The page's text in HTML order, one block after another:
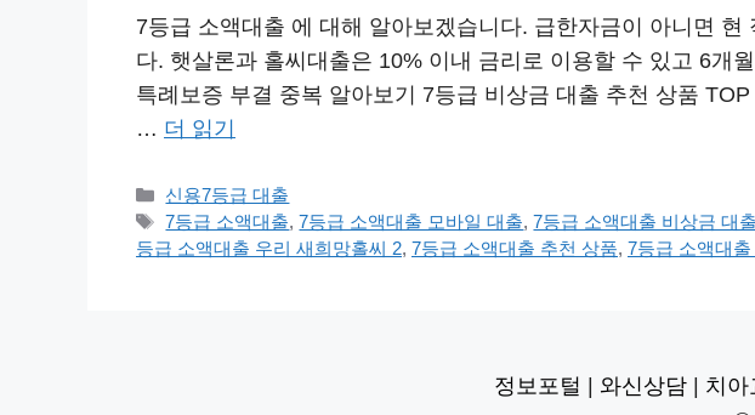
7등급 소액대출 에 대해 알아보겠습니다. 급한자금이 아니면
다. 햇살론과 홀씨대출은 10% 이내 금리로 이용할 수 있고 6개
특례보증 부결 중복 알아보기 7등급 비상금 대출 추천 상품
… 더 읽기
카
테
고
신용7등급 대출
태
그
7등급 소액대출,7등급 소액대출 모바일 대출,7등급 소액대출 비상금 대출
등급 소액대출 우리 새희망홀씨 2, 7등급 소액대출 추천 상품, 7등급 소액대출
정보포털 와신상담 치아